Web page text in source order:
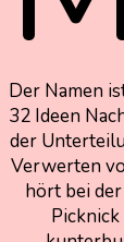
Der Namen
32 Ideen
der
Verwerten
hört bei